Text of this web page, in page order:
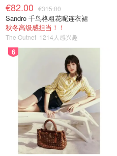
€82.00 €315.00
Sandro 千鸟格粗花呢连衣裙
秋冬高级感担当！！
The Outnet 1214人感兴趣
6